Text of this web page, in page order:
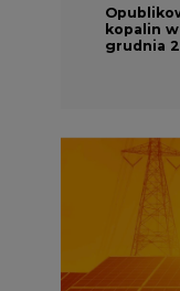
kopalin
grudnia